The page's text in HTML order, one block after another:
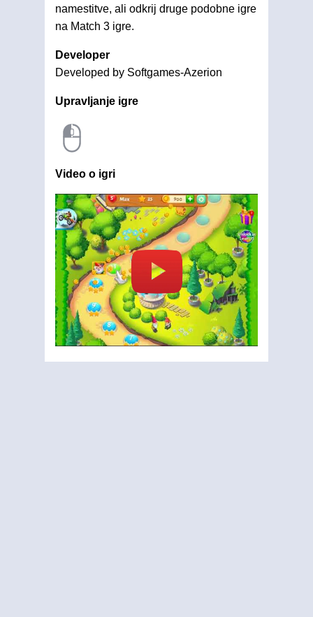
namestitve, ali odkrij druge podobne igre
na Match 3 igre.
Developer
Developed by Softgames-Azerion
Upravljanje igre
Video o igri